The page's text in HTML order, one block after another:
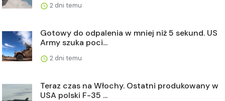
2 dni temu
Gotowy do odpalenia w mniej niż 5 sekund. US
Army szuka poci...
2 dni temu
Teraz czas na Włochy. Ostatni produkowany w
USA polski F-35 ...